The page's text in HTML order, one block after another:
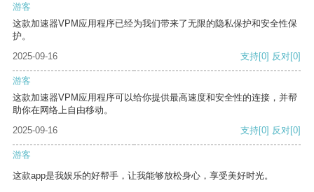
游客
这款加速器VPM应用程序已经为我们带来了无限的隐私保护和安全性保
护。
2025-09-16
支持[0] 反对[0]
游客
这款加速器VPM应用程序可以给你提供最高速度和安全性的连接，并帮
助你在网络上自由移动。
2025-09-16
支持[0] 反对[0]
游客
这款app是我娱乐的好帮手，让我能够放松身心，享受美好时光。